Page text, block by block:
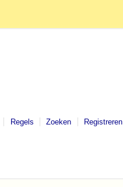
Regels Zoeken Registreren